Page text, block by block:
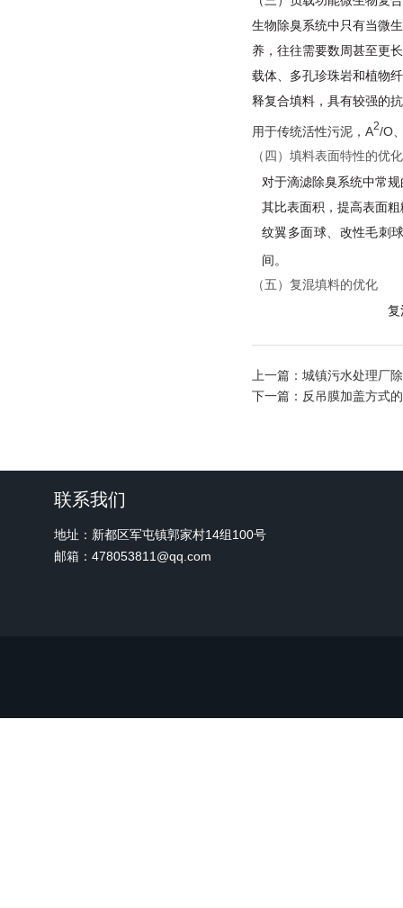
生物除臭系统中只有当微
养，往往需要数周甚至更
载体、多孔珍珠岩和植物
释复合填料，具有较强的
用于传统活性污泥，A2/O
（四）填料表面特性的优化
对于滴滤除臭系统中常
其比表面积，提高表面
纹翼多面球、改性毛刺
间。
（五）复混填料的优化
复
上一篇： 城镇污水处理厂
下一篇： 反吊膜加盖方式
联系我们
地址：新都区军屯镇郭家村14组100号
邮箱：478053811@qq.com